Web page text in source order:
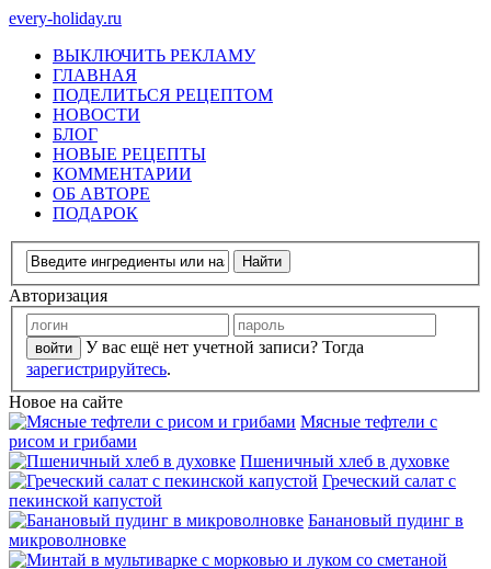
every-holiday.ru
ВЫКЛЮЧИТЬ РЕКЛАМУ
ГЛАВНАЯ
ПОДЕЛИТЬСЯ РЕЦЕПТОМ
НОВОСТИ
БЛОГ
НОВЫЕ РЕЦЕПТЫ
КОММЕНТАРИИ
ОБ АВТОРЕ
ПОДАРОК
Авторизация
У вас ещё нет учетной записи? Тогда
зарегистрируйтесь.
Новое на сайте
Мясные тефтели с
рисом и грибами
Пшеничный хлеб в духовке
Греческий салат с
пекинской капустой
Банановый пудинг в
микроволновке